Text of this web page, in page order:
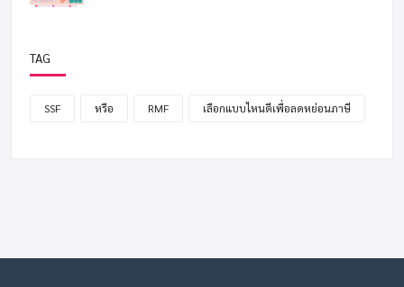
TAG
SSF หรือ RMF เลือกแบบไหนดีเพื่อลดหย่อนภาษี